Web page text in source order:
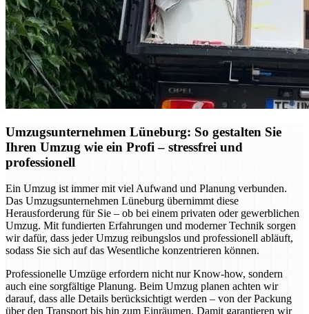
Umzugsunternehmen Lüneburg: So gestalten Sie
Ihren Umzug wie ein Profi – stressfrei und
professionell
Ein Umzug ist immer mit viel Aufwand und Planung verbunden.
Das Umzugsunternehmen Lüneburg übernimmt diese
Herausforderung für Sie – ob bei einem privaten oder gewerblichen
Umzug. Mit fundierten Erfahrungen und moderner Technik sorgen
wir dafür, dass jeder Umzug reibungslos und professionell abläuft,
sodass Sie sich auf das Wesentliche konzentrieren können.
Professionelle Umzüge erfordern nicht nur Know-how, sondern
auch eine sorgfältige Planung. Beim Umzug planen achten wir
darauf, dass alle Details berücksichtigt werden – von der Packung
über den Transport bis hin zum Einräumen. Damit garantieren wir